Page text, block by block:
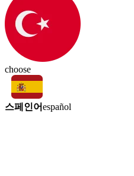
choose
스페인어español